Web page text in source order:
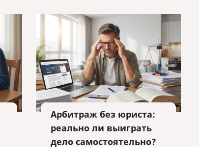
Арбитраж без юриста:
реально ли выиграть
дело самостоятельно?